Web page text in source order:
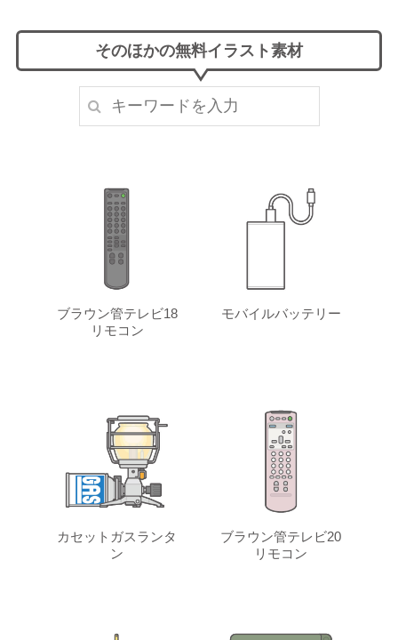
そのほかの無料イラスト素材
ブラウン管テレビ18
リモコン
モバイルバッテリー
カセットガスランタ
ン
ブラウン管テレビ20
リモコン